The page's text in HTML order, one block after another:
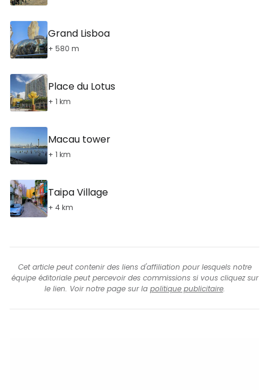
Grand Lisboa
+ 580 m
Place du Lotus
+ 1 km
Macau tower
+ 1 km
Taipa Village
+ 4 km
Cet article peut contenir des liens d'affiliation pour lesquels notre
équipe éditoriale peut percevoir des commissions si vous cliquez sur
le lien. Voir notre page sur la politique publicitaire.